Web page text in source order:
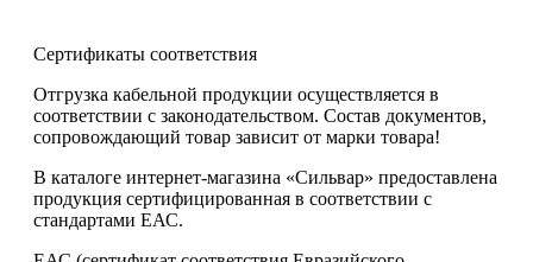
Сертификаты соответствия
Отгрузка кабельной продукции осуществляется в
соответствии с законодательством. Состав документов,
сопровождающий товар зависит от марки товара!
В каталоге интернет-магазина «Сильвар» предоставлена
продукция сертифицированная в соответствии с
стандартами ЕАС.